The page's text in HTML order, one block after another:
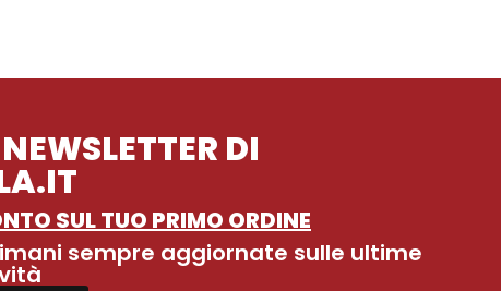
DI
SUL TUO PRIMO ORDINE
sempre aggiornate sulle ultime